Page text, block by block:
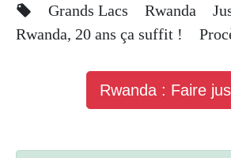
Grands Lacs Rwanda
Rwanda, 20 ans ça suffit !
Rwanda : Faire